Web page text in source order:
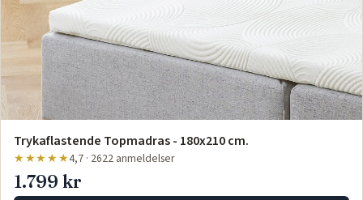
Trykaflastende Topmadras - 180x210 cm.
★★★★★4,7 · 2622 anmeldelser
1.799 kr